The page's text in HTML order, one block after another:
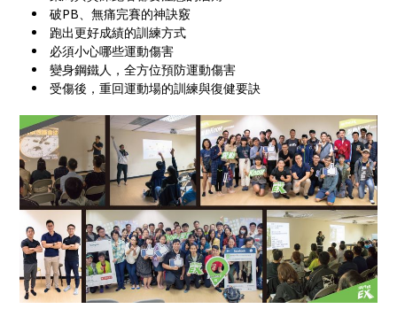
破PB、無痛完賽的神訣竅
跑出更好成績的訓練方式
必須小心哪些運動傷害
變身鋼鐵人，全方位預防運動傷害
受傷後，重回運動場的訓練與復健要訣